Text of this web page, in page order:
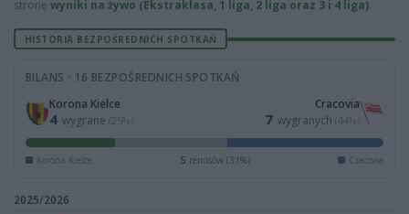
stronę wyniki na żywo (Ekstraklasa, 1 liga, 2 liga oraz 3 i 4 liga).
HISTORIA BEZPOŚREDNICH SPOTKAŃ
BILANS · 16 BEZPOŚREDNICH SPOTKAŃ
Korona Kielce
4 wygrane (25%)
Cracovia
7 wygranych (44%)
Korona Kielce 5 remisów (31%) Cracovia
2025/2026